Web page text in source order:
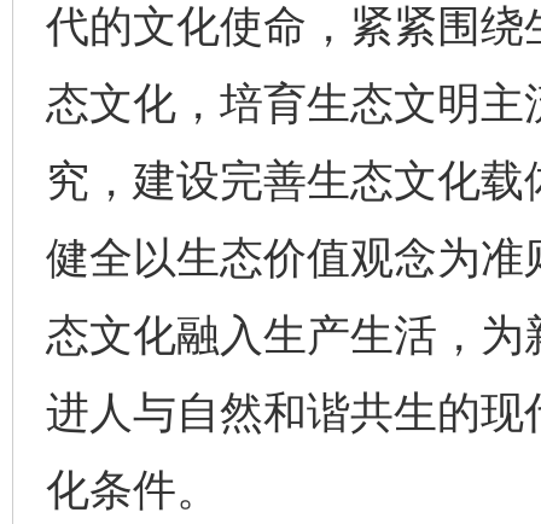
代的文化使命，紧紧围
态文化，培育生态文明
究，建设完善生态文化
健全以生态价值观念为
态文化融入生产生活，
进人与自然和谐共生的
化条件。